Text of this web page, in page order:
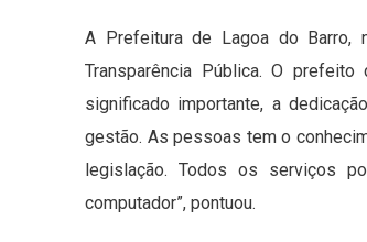
A Prefeitura de Lagoa do
Transparência Pública. O
significado importante, a
gestão. As pessoas tem o
legislação. Todos os serviços
computador”, pontuou.